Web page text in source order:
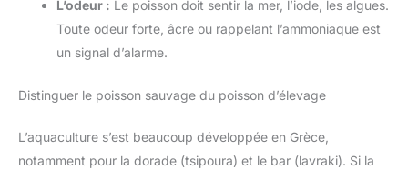
L’odeur : Le poisson doit sentir la mer, l’iode, les algues.
Toute odeur forte, âcre ou rappelant l’ammoniaque est
un signal d’alarme.
Distinguer le poisson sauvage du poisson d’élevage
L’aquaculture s’est beaucoup développée en Grèce,
notamment pour la dorade (tsipoura) et le bar (lavraki). Si la